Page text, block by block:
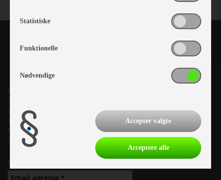
Kronjyllands Camping Center A/S
Suderholmen 10, 8960 Randers SØ
(Lige ud til Grenåvej)
Tlf. +45 87 10 98 70
Info@as-kcc.dk
CVR: 33 38 77 33
Samtykke til nyhedsbrev
Statistiske
Funktionelle
Nødvendige
Accepter valgte
Acceptere alle